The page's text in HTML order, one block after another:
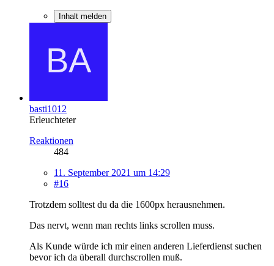
Inhalt melden
basti1012
Erleuchteter
Reaktionen
484
11. September 2021 um 14:29
#16
Trotzdem solltest du da die 1600px herausnehmen.
Das nervt, wenn man rechts links scrollen muss.
Als Kunde würde ich mir einen anderen Lieferdienst suchen
bevor ich da überall durchscrollen muß.